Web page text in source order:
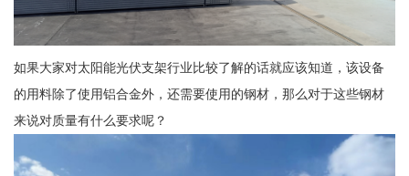
如果大家对太阳能光伏支架行业比较了解的话就应该知道，该设备
的用料除了使用铝合金外，还需要使用的钢材，那么对于这些钢材
来说对质量有什么要求呢？